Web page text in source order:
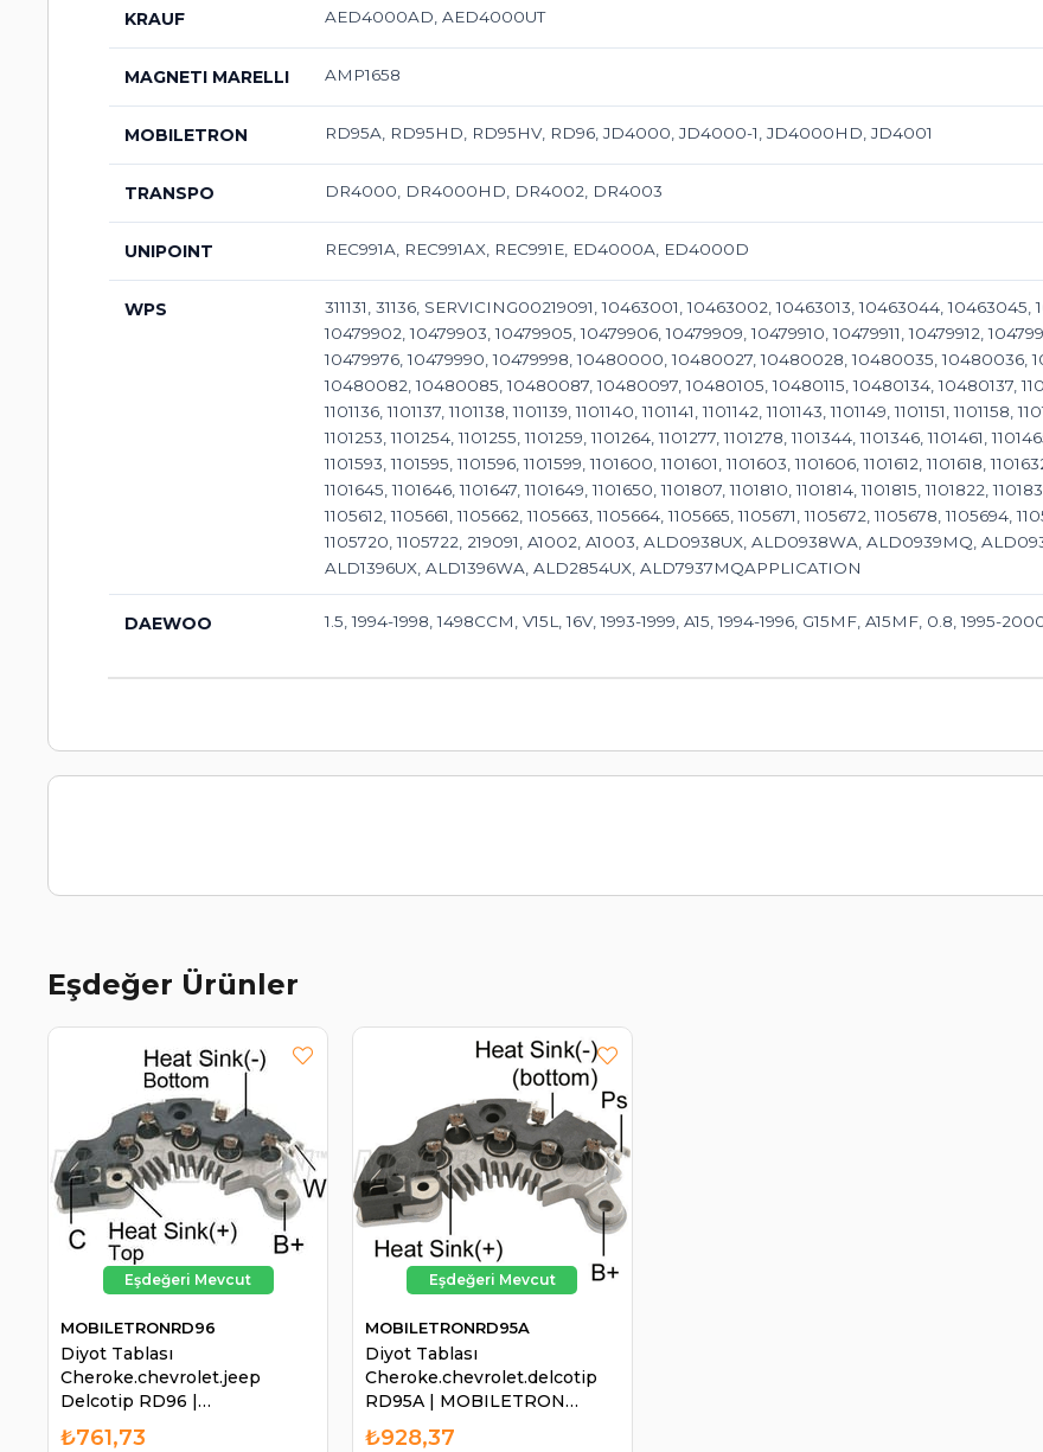
KRAUF AED4000AD, AED4000UT
MAGNETI MARELLI AMP1658
MOBILETRON RD95A, RD95HD, RD95HV, RD96, JD4000, JD4000-1, JD4000HD, JD4001
TRANSPO DR4000, DR4000HD, DR4002, DR4003
UNIPOINT REC991A, REC991AX, REC991E, ED4000A, ED4000D
WPS
311131, 31136, SERVICING00219091, 10463001, 10463002, 10463013, 10463044,
10479902, 10479903, 10479905, 10479906, 10479909, 10479910, 10479911, 10479912,
10479976, 10479990, 10479998, 10480000, 10480027, 10480028, 10480035, 10480036,
10480082, 10480085, 10480087, 10480097, 10480105, 10480115, 10480134, 10480137, 1101110,
1101136, 1101137, 1101138, 1101139, 1101140, 1101141, 1101142, 1101143, 1101149, 1101151, 1101158,
1101253, 1101254, 1101255, 1101259, 1101264, 1101277, 1101278, 1101344, 1101346, 1101461,
1101593, 1101595, 1101596, 1101599, 1101600, 1101601, 1101603, 1101606, 1101612, 1101618,
1101645, 1101646, 1101647, 1101649, 1101650, 1101807, 1101810, 1101814, 1101815, 1101822,
1105612, 1105661, 1105662, 1105663, 1105664, 1105665, 1105671, 1105672, 1105678, 1105694,
1105720, 1105722, 219091, A1002, A1003, ALD0938UX, ALD0938WA, ALD0939MQ,
ALD1396UX, ALD1396WA, ALD2854UX, ALD7937MQAPPLICATION
DAEWOO 1.5, 1994-1998, 1498CCM, V15L, 16V, 1993-1999, A15, 1994-1996, G15MF, A15MF, 0.8, 1995-
Eşdeğer Ürünler
Diyot Tablası
Cheroke.chevrolet.jeep
Delcotip RD96 |
MOBILETRON RD96
MOBILETRONRD96
₺761,73
Diyot Tablası
Cheroke.chevrolet.delcotip
RD95A | MOBILETRON
RD95A
MOBILETRONRD95A
₺928,37